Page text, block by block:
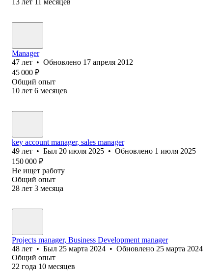
Manager
47 лет • Обновлено 17 апреля 2012
45 000 ₽
Общий опыт
10 лет 6 месяцев
key account manager, sales manager
49 лет • Был 20 июля 2025 • Обновлено 1 июля 2025
150 000 ₽
Не ищет работу
Общий опыт
28 лет 3 месяца
Projects manager, Business Development manager
48 лет • Был 25 марта 2024 • Обновлено 25 марта 2024
Общий опыт
22 года 10 месяцев